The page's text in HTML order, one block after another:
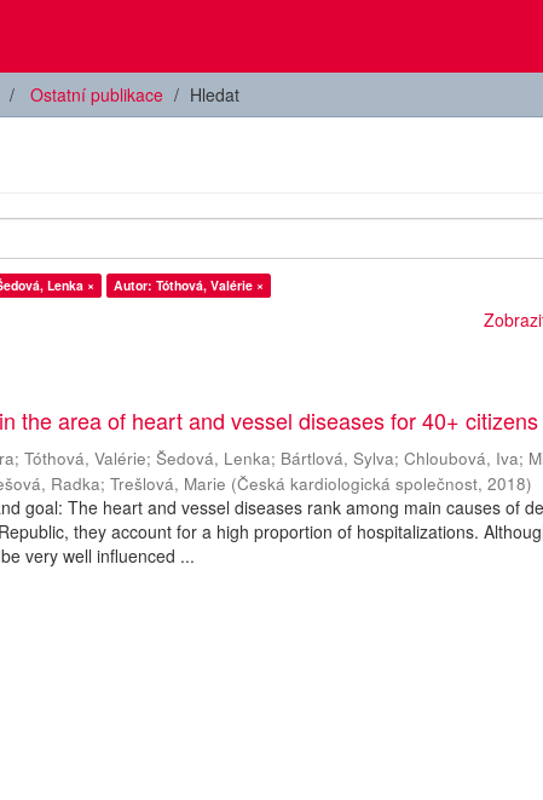
Ostatní publikace Hledat
Lenka × Autor: Tóthová, Valérie ×
the area of heart and vessel diseases for 40+ citizens
;Tóthová, Valérie;Šedová, Lenka; Bártlová, Sylva;Chloubová, Iva;
Radka;Trešlová, Marie (Česká kardiologická společnost,2018)
goal: The heart and vessel diseases rank among main causes of
they account for a high proportion of hospitalizations.
very well influenced ...